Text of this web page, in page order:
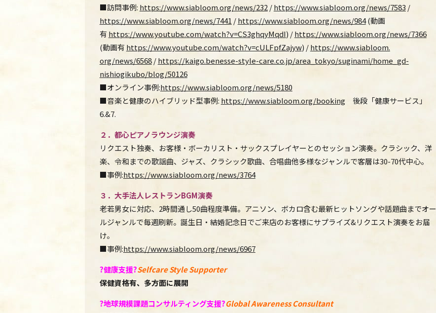
■訪問事例: https://www.siabloom.org/news/232 /https://www.siabloom.org/news/7583 /
https://www.siabloom.org/news/7441 /https://www.siabloom.org/news/984(動画
有 https://www.youtube.com/watch?v=CS3ghqyMqdI) /https://www.siabloom.org/news/7366
(動画有 https://www.youtube.com/watch?v=cULFpfZajyw) /https://www.siabloom.
org/news/6568/https://kaigo.benesse-style-care.co.jp/area_ tokyo/suginami/home_gd-
nishiogikubo/blog/50126
■オンライン事例:https://www.siabloom.org/news/5180
■音楽と健康のハイブリッド型事例: https://www.siabloom.org/booking 後段「健康サービス」
6.&7.
２．都心ピアノラウンジ演奏
リクエスト独奏、お客様・ボーカリスト・ サックスプレイヤーとのセッション演奏。クラシック、洋
楽、 令和までの歌謡曲、ジャズ、クラシック歌曲、 合唱曲他多様なジャンルで客層は30-70代中心。
■事例:https://www.siabloom.org/news/3764
３．大手法人レストランBGM演奏
老若男女に対応、2時間通し50曲程度準備。アニソン、 ボカロ含む最新ヒットソングや話題曲までオー
ルジャンルで毎週刷新。誕生日・ 結婚記念日でご来店のお客様にサプライズ&リクエスト演奏をお届
け。
■事例:https://www.siabloom.org/news/6967
?健康支援?Selfcare Style Supporter
保健資格有、多方面に展開
?️地球規模課題コンサルティング支援?Global Awareness Consultant